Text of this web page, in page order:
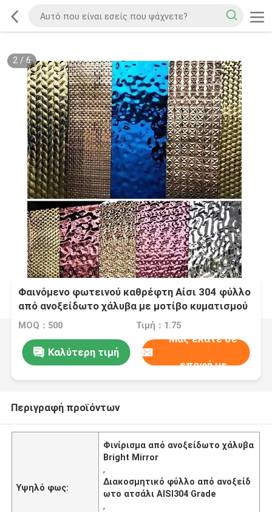
2/ 6
Φαινόμενο φωτεινού καθρέφτη Αίσι 304 φύλλο
από ανοξείδωτο χάλυβα με μοτίβο κυματισμού
νερού για διακόσμηση τοίχων
MOQ：500 Τιμή：1.75
Καλύτερη τιμή
Μας ελάτε σε
επαφή με
Περιγραφή προϊόντων
Υψηλό φως:
Φινίρισμα από ανοξείδωτο χάλυβα
Bright Mirror
,
Διακοσμητικό φύλλο από ανοξείδ
ωτο ατσάλι AISI304 Grade
,